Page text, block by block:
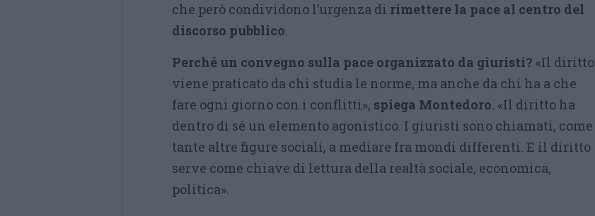
che però condividono l’urgenza di rimettere la pace al centro del
discorso pubblico.
Perché un convegno sulla pace organizzato da giuristi? «Il diritto
viene praticato da chi studia le norme, ma anche da chi ha a che
fare ogni giorno con i conflitti», spiega Montedoro. «Il diritto ha
dentro di sé un elemento agonistico. I giuristi sono chiamati, come
tante altre figure sociali, a mediare fra mondi differenti. E il diritto
serve come chiave di lettura della realtà sociale, economica,
politica».